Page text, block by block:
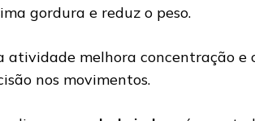
gordura e reduz o peso.
atividade melhora concentração e
nos movimentos.